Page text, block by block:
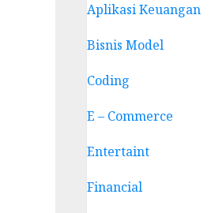
Aplikasi Keuangan
Bisnis Model
Coding
E – Commerce
Entertaint
Financial